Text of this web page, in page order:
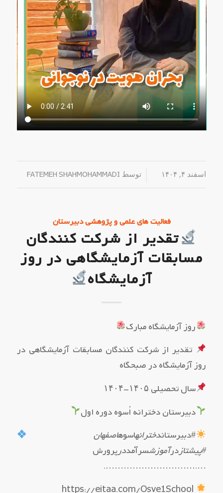
اسفند ۴, ۱۴۰۴ / توسط FATEMEH SHAHMOHAMMADI
فعالیت های علمی و پژوهشی دبیرستان
تقدیر از شرکت کنندگان
مسابقات آزمایشگاهی در روز
آزمایشگاه
روز آزمایشگاه مبارک
تقدیر از شرکت کنندگان مسابقات آزمایشگاهی در
روز آزمایشگاه در صبحگاه
سال تحصیلی ۱۴۰۵-۱۴۰۴
دبیرستان دخترانه اُسوه دوره اول
#دبیرستاندخترانهاسوهاصفهان
#پیشتازدرآموزشسرآمددرپرورش
….………………………….